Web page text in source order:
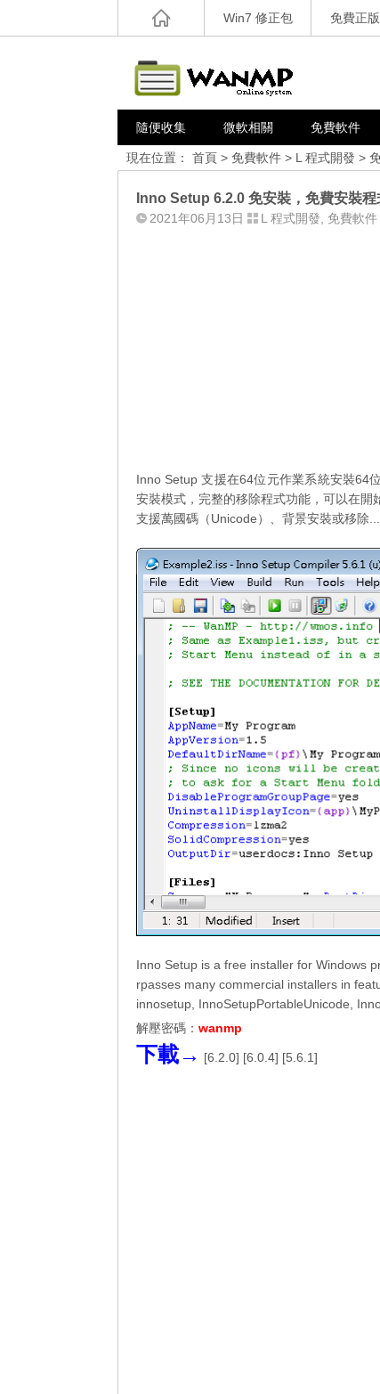
Win7 修正包 免費正
隨便收集 微軟相關 免費軟件
現在位置： 首頁 > 免費軟件 > L 程式開發 >
Inno Setup 6.2.0 免安裝，免費安裝
2021年06月13日 L 程式開發 免費軟件
Inno Setup 支援在64位元作業系統安裝64
安裝模式，完整的移除程式功能，可以在
支援萬國碼（Unicode）、背景安裝或移除...
Inno Setup is a free installer for Windows
rpasses many commercial installers in
innosetup, InnoSetupPortableUnicode,
解壓密碼： wanmp
下載→ [6.2.0] [6.0.4] [5.6.1]